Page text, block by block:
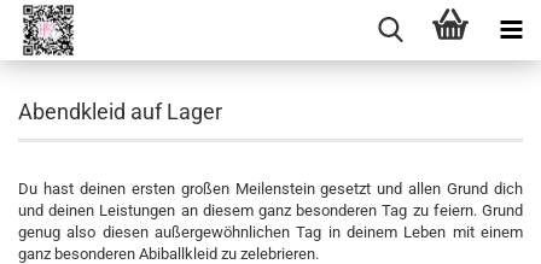
Abendkleid auf Lager
Du hast deinen ersten großen Meilenstein gesetzt und allen Grund dich
und deinen Leistungen an diesem ganz besonderen Tag zu feiern. Grund
genug also diesen außergewöhnlichen Tag in deinem Leben mit einem
ganz besonderen Abiballkleid zu zelebrieren.